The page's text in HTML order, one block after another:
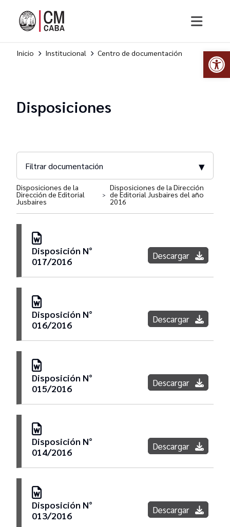
Inicio Institucional Centro de documentación
Disposiciones
Filtrar documentación ▾
Dirección General de Compras y Contrataciones
Dirección General de Comunicación Estratégica
Secretaría de Apoyo Administrativo
Dirección General de Informática y Tecnología
Dirección de Seguridad
Oficina de Integridad Pública
Disposiciones de la
Dirección de Editorial
Jusbaires
>
Disposiciones de la Dirección
de Editorial Jusbaires del año
2016
Disposición N°
017/2016
Descargar
Disposición N°
016/2016
Descargar
Disposición N°
015/2016
Descargar
Disposición N°
014/2016
Descargar
Disposición N°
013/2016
Descargar